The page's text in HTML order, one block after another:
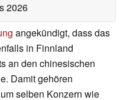
2026
angekündigt, dass das
in Finnland
an den chinesischen
Damit gehören
selben Konzern wie